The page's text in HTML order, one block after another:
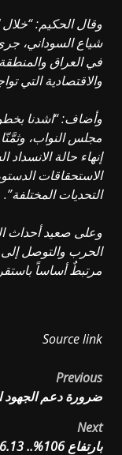
وقال الحكيم:
شياع السوداني،
في العراق
والاقتصادية التي
وأضاف: “اشدنا
مجلس النواب،
إنهاء حالة
الاستحقاقات
التحديات المختلفة”.
‏وعلى صعيد أحداث
الحرب والتوصل إلى
مرتبطٌ أساساً
Source link
Post
navigation
Previous
ضرورة دعم الجهود
Next